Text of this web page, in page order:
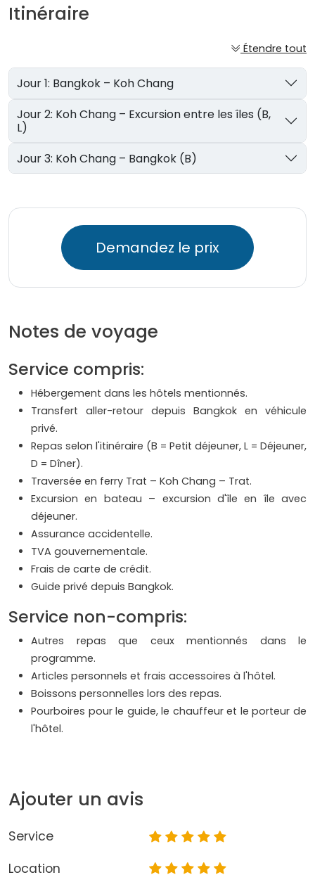
Itinéraire
Étendre tout
Jour 1: Bangkok – Koh Chang
Jour 2: Koh Chang – Excursion entre les îles (B,
L)
Jour 3: Koh Chang – Bangkok (B)
Demandez le prix
Notes de voyage
Service compris:
Hébergement dans les hôtels mentionnés.
Transfert aller-retour depuis Bangkok en véhicule
privé.
Repas selon l'itinéraire (B = Petit déjeuner, L = Déjeuner,
D = Dîner).
Traversée en ferry Trat – Koh Chang – Trat.
Excursion en bateau – excursion d'île en île avec
déjeuner.
Assurance accidentelle.
TVA gouvernementale.
Frais de carte de crédit.
Guide privé depuis Bangkok.
Service non-compris:
Autres repas que ceux mentionnés dans le
programme.
Articles personnels et frais accessoires à l'hôtel.
Boissons personnelles lors des repas.
Pourboires pour le guide, le chauffeur et le porteur de
l'hôtel.
Ajouter un avis
Service
Location